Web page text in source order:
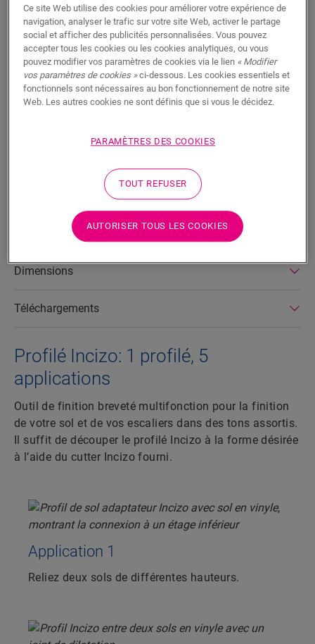
Ce profilé unique offre de multiples solutions pour parachever
votre sol, comme une transition entre des sols différents ou
une finition au niveau d’un mur ou d’une baie vitrée. Il suffit de
découper le profilé Incizo à la forme désirée à l’aide du cutter
Incizo fourni. Le profilé est parfaitement assorti à la couleur
de votre sol. Un paquet contient un profilé Incizo, un cutter
l’associer à la bande de mousse et à l’Hydrokit. Avec le profilé
hauteurs 2 : relier deux sols de même hauteur 3 : finir votre sol
le long des murs ou des baies vitrées 4 : créer une jolie
transition entre votre sol stratifié et les autres types de sol 5 :
réaliser la finition de vos escaliers et marches
Dimensions
Téléchargements
Profilé Incizo: 1 profilé, 5
applications
Outil de finition breveté multifonction pour la finition
de votre sol et de vos escaliers dans des tons assortis.
Il suffit de découper le profilé Incizo à la forme désirée
à l’aide du cutter Incizo fourni.
Application 1
Reliez deux sols de différentes hauteurs.
Ce site Web utilise des cookies pour améliorer votre expérience de
navigation, analyser le trafic sur votre site Web, activer le partage
social et afficher des publicités personnalisées. Vous pouvez
accepter tous les cookies ou les cookies analytiques, ou vous
pouvez modifier vos paramètres de cookies via le lien « Modifier
vos paramètres de cookies »ci-dessous. Les cookies essentiels et
fonctionnels sont nécessaires au bon fonctionnement de notre site
Web. Les autres cookies ne sont définis que si vous le décidez.
PARAMÈTRES DES COOKIES
TOUT REFUSER
AUTORISER TOUS LES COOKIES